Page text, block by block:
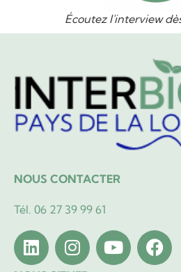
Écoutez l'interview
NOUS CONTACTER
Tél. 06 27 39 99 61